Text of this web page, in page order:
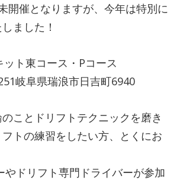
開催となりますが、今年は特別に
ました！
ット東コース・Pコース
岐阜県瑞浪市日吉町6940
ことドリフトテクニックを磨き
トの練習をしたい方、とくにお
やドリフト専門ドライバーが参加